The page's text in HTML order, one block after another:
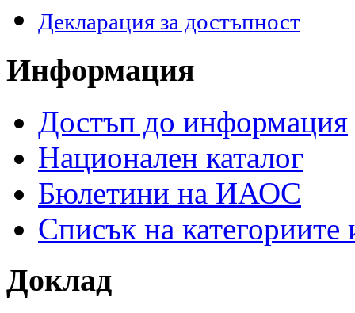
Декларация за достъпност
Информация
Достъп до информация
Национален каталог
Бюлетини на ИАОС
Списък на
Доклад